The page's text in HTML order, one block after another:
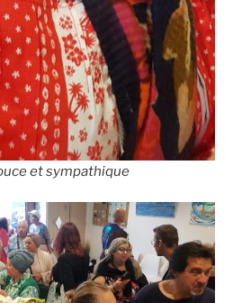
et sympathique